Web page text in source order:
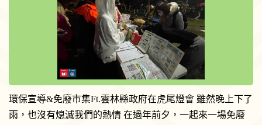
環保宣導&免廢市集Ft.雲林縣政府在虎尾燈會 雖然晚上下了
雨，也沒有熄滅我們的熱情 在過年前夕，一起來一場免廢